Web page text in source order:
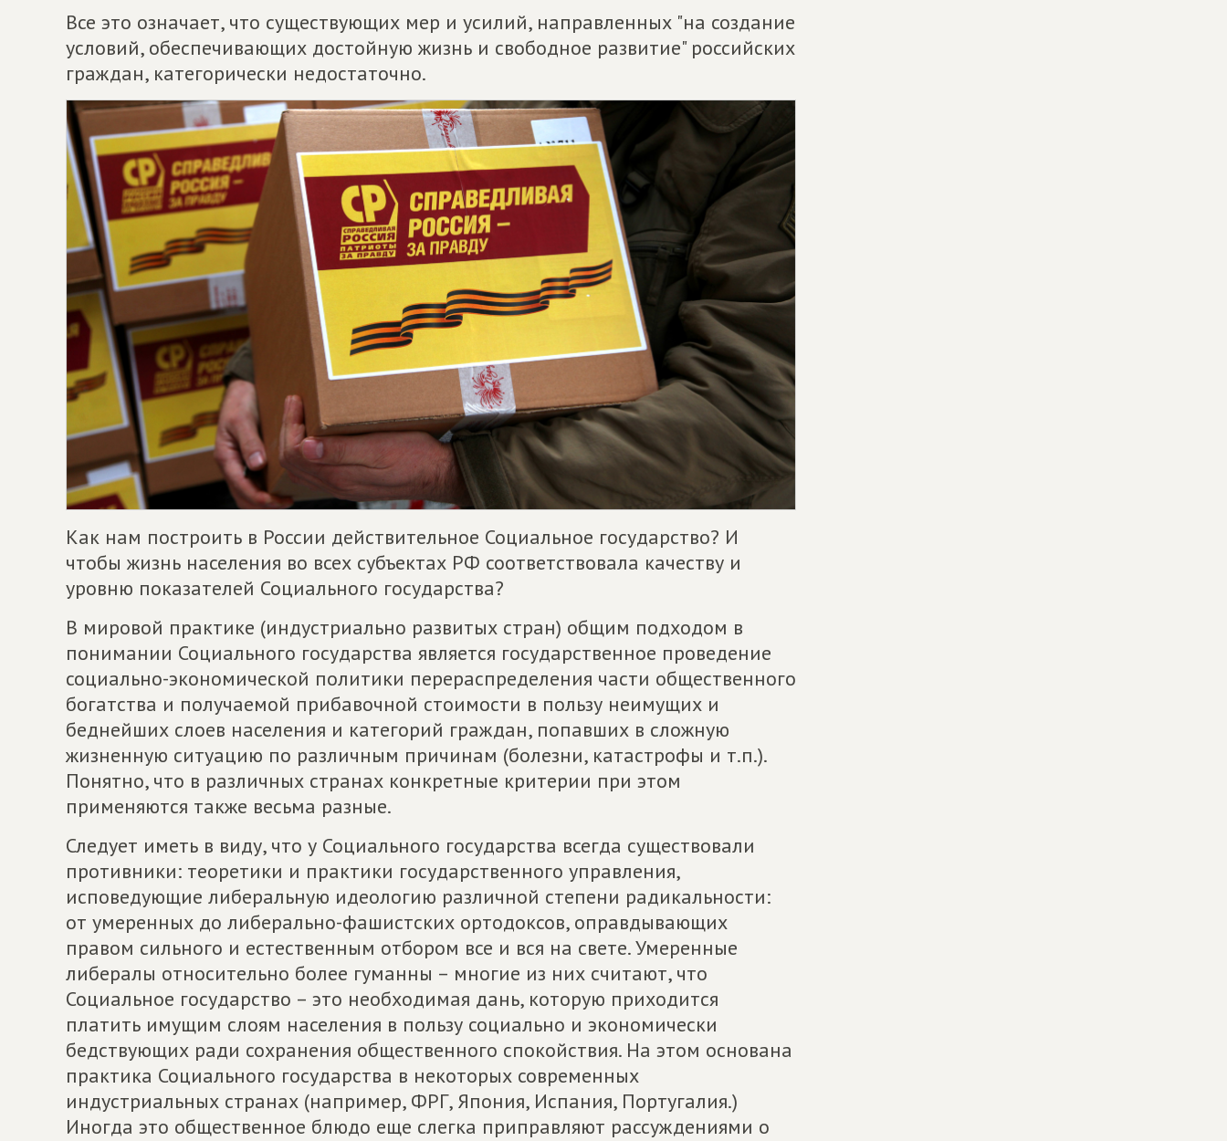
Все это означает, что существующих мер и усилий, направленных "на создание
условий, обеспечивающих достойную жизнь и свободное развитие" российских
граждан, категорически недостаточно.
Как нам построить в России действительное Социальное государство? И
чтобы жизнь населения во всех субъектах РФ соответствовала качеству и
уровню показателей Социального государства?
В мировой практике (индустриально развитых стран) общим подходом в
понимании Социального государства является государственное проведение
социально-экономической политики перераспределения части общественного
богатства и получаемой прибавочной стоимости в пользу неимущих и
беднейших слоев населения и категорий граждан, попавших в сложную
жизненную ситуацию по различным причинам (болезни, катастрофы и т.п.).
Понятно, что в различных странах конкретные критерии при этом
применяются также весьма разные.
Следует иметь в виду, что у Социального государства всегда существовали
противники: теоретики и практики государственного управления,
исповедующие либеральную идеологию различной степени радикальности:
от умеренных до либерально-фашистских ортодоксов, оправдывающих
правом сильного и естественным отбором все и вся на свете. Умеренные
либералы относительно более гуманны – многие из них считают, что
Социальное государство – это необходимая дань, которую приходится
платить имущим слоям населения в пользу социально и экономически
бедствующих ради сохранения общественного спокойствия. На этом основана
практика Социального государства в некоторых современных
индустриальных странах (например, ФРГ, Япония, Испания, Португалия.)
Иногда это общественное блюдо еще слегка приправляют рассуждениями о